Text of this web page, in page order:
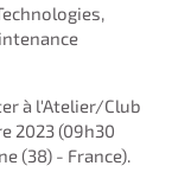
à l'Atelier/Club
2023 (09h30
(38) - France).